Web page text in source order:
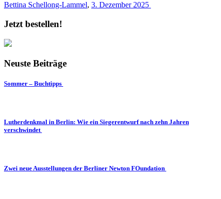
Bettina Schellong-Lammel, 3. Dezember 2025
Jetzt bestellen!
Neuste Beiträge
Sommer – Buchtipps
Lutherdenkmal in Berlin: Wie ein Siegerentwurf nach zehn Jahren
verschwindet
Zwei neue Ausstellungen der Berliner Newton FOundation